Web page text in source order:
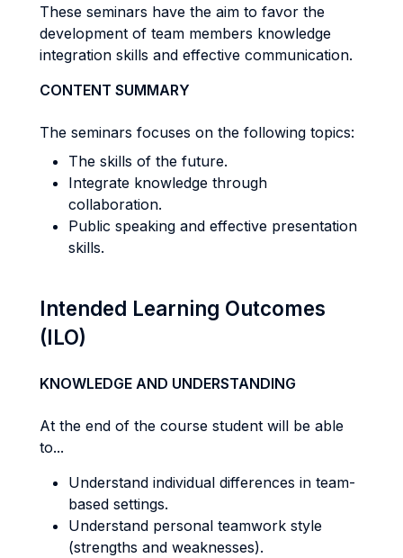
These seminars have the aim to favor the
development of team members knowledge
integration skills and effective communication.
CONTENT SUMMARY
The seminars focuses on the following topics:
The skills of the future.
Integrate knowledge through
collaboration.
Public speaking and effective presentation
skills.
Intended Learning Outcomes
(ILO)
KNOWLEDGE AND UNDERSTANDING
At the end of the course student will be able
to...
Understand individual differences in team-
based settings.
Understand personal teamwork style
(strengths and weaknesses).